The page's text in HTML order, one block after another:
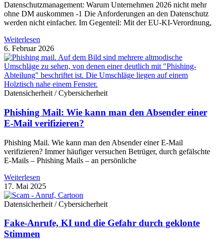
Datenschutzmanagement: Warum Unternehmen 2026 nicht mehr
ohne DM auskommen -1 Die Anforderungen an den Datenschutz
werden nicht einfacher. Im Gegenteil: Mit der EU-KI-Verordnung,
Weiterlesen
6. Februar 2026
Datensicherheit / Cybersicherheit
Phishing Mail: Wie kann man den Absender einer
E-Mail verifizieren?
Phishing Mail. Wie kann man den Absender einer E-Mail
verifizieren? Immer häufiger versuchen Betrüger, durch gefälschte
E-Mails – Phishing Mails – an persönliche
Weiterlesen
17. Mai 2025
Datensicherheit / Cybersicherheit
Fake-Anrufe, KI und die Gefahr durch geklonte
Stimmen